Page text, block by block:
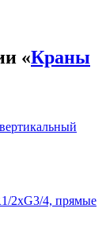
«Краны
2xG3/4, прямые